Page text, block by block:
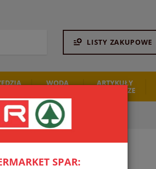
LISTY ZAKUPOWE
WODA ARTYKUŁY
SPOŻYWCZE
KRĄŻKI BIO PLANET
SPAR: